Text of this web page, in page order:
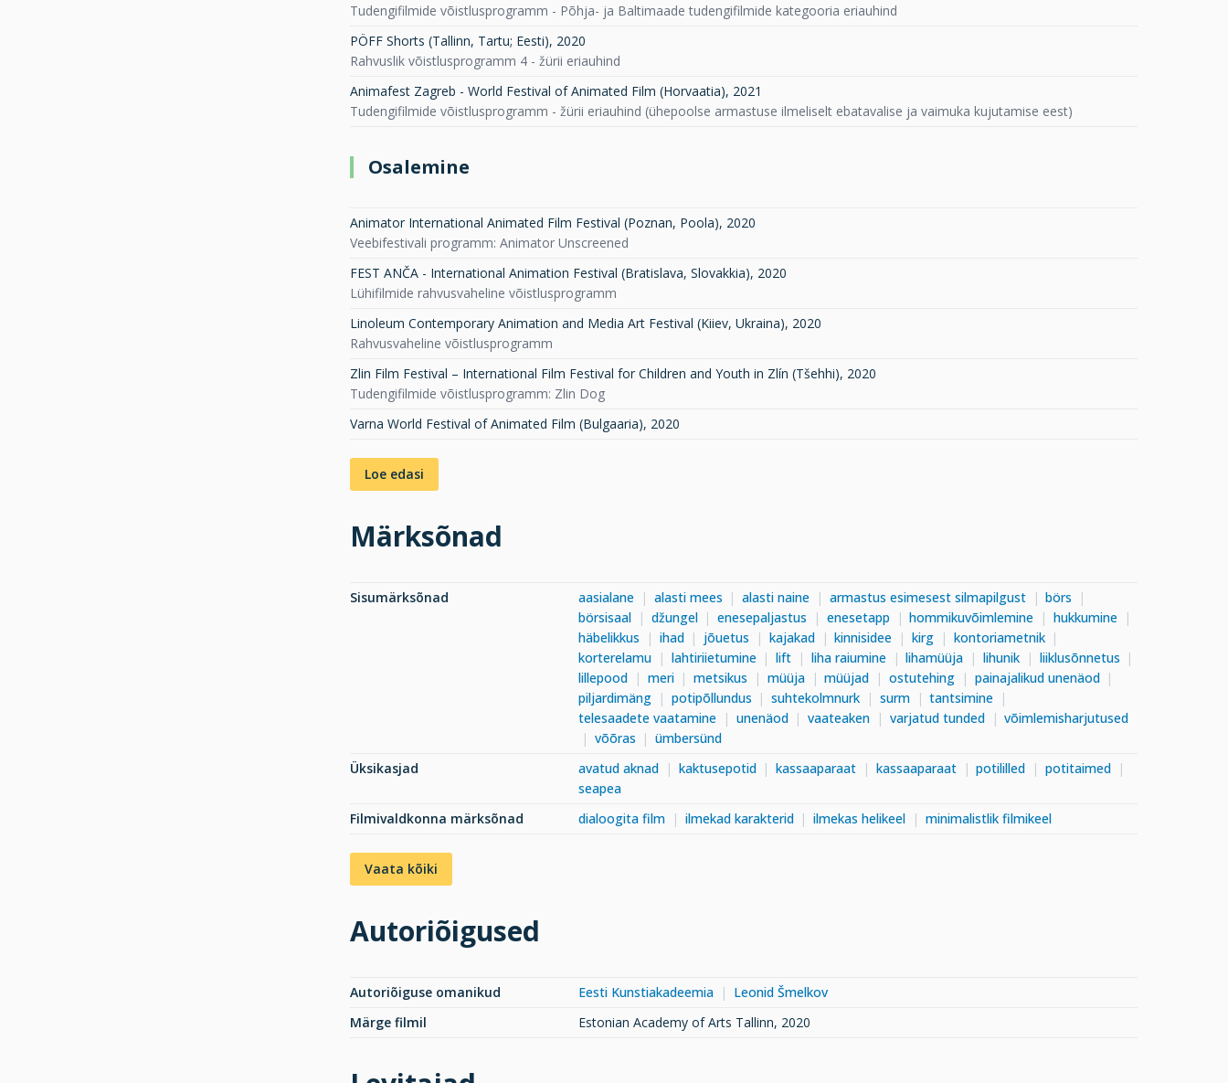
Tudengifilmide võistlusprogramm - Põhja- ja Baltimaade tudengifilmide kategooria eriauhind
PÖFF Shorts (Tallinn, Tartu; Eesti), 2020
Rahvuslik võistlusprogramm 4 - žürii eriauhind
Animafest Zagreb - World Festival of Animated Film (Horvaatia), 2021
Tudengifilmide võistlusprogramm - žürii eriauhind (ühepoolse armastuse ilmeliselt ebatavalise ja vaimuka kujutamise eest)
Osalemine
Animator International Animated Film Festival (Poznan, Poola), 2020
Veebifestivali programm: Animator Unscreened
FEST ANČA - International Animation Festival (Bratislava, Slovakkia), 2020
Lühifilmide rahvusvaheline võistlusprogramm
Linoleum Contemporary Animation and Media Art Festival (Kiiev, Ukraina), 2020
Rahvusvaheline võistlusprogramm
Zlin Film Festival – International Film Festival for Children and Youth in Zlín (Tšehhi), 2020
Tudengifilmide võistlusprogramm: Zlin Dog
Varna World Festival of Animated Film (Bulgaaria), 2020
Loe edasi
Märksõnad
Sisumärksõnad aasialane alasti mees alasti naine armastus esimesest silmapilgust
börs
börsisaal
džungel enesepaljastus enesetapp hommikuvõimlemine
hukkumine
häbelikkus
ihad jõuetus kajakad kinnisidee kirg
kontoriametnik
korterelamu
lahtiriietumine lift liha raiumine lihamüüja lihunik
liiklusõnnetus
lillepood
meri metsikus müüja müüjad ostutehing
painajalikud unenäod
piljardimäng
potipõllundus suhtekolmnurk surm
tantsimine
telesaadete vaatamine
unenäod vaateaken varjatud tunded
võimlemisharjutused
võõras
ümbersünd
Üksikasjad
avatud aknad kaktusepotid kassaaparaat kassaaparaat potililled
potitaimed
seapea
Filmivaldkonna märksõnad
dialoogita film ilmekad karakterid ilmekas helikeel minimalistlik filmikeel
Vaata kõiki
Autoriõigused
Autoriõiguse omanikud Eesti Kunstiakadeemia
Leonid Šmelkov
Märge filmil
Estonian Academy of Arts Tallinn, 2020